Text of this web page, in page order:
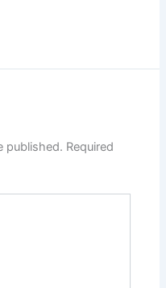
published. Required